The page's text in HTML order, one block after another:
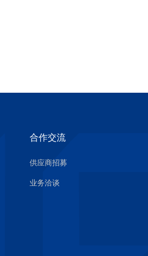
合作交流
供应商招募
业务洽谈